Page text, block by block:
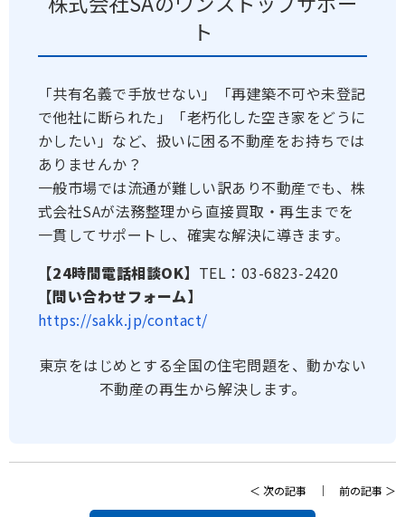
ト
「共有名義で手放せない」「再建築不可や未登記
で他社に断られた」「老朽化した空き家をどうに
かしたい」など、扱いに困る不動産をお持ちでは
ありませんか？
一般市場では流通が難しい訳あり不動産でも、株
式会社SAが法務整理から直接買取・再生までを
一貫してサポートし、確実な解決に導きます。
【24時間電話相談OK】 TEL：03-6823-2420
【問い合わせフォーム】
https://sakk.jp/contact/
東京をはじめとする全国の住宅問題を、動かない
不動産の再生から解決します。
＜ 次の記事 ｜ 前の記事 ＞